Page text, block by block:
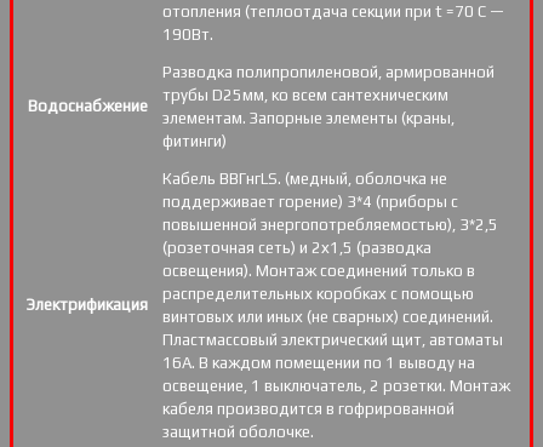
отопления (теплоотдача секции при t =70 С —
190Вт.
Водоснабжение
Разводка полипропиленовой, армированной
трубы D25мм, ко всем сантехническим
элементам. Запорные элементы (краны,
фитинги)
Электрификация
Кабель ВВГнгLS. (медный, оболочка не
поддерживает горение) 3*4 (приборы с
повышенной энергопотребляемостью), 3*2,5
(розеточная сеть) и 2х1,5 (разводка
освещения). Монтаж соединений только в
распределительных коробках с помощью
винтовых или иных (не сварных) соединений.
Пластмассовый электрический щит, автоматы
16А. В каждом помещении по 1 выводу на
освещение, 1 выключатель, 2 розетки. Монтаж
кабеля производится в гофрированной
защитной оболочке.